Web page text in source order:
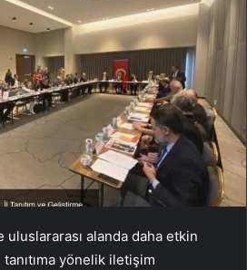
uluslararası alanda daha etkin
tanıtıma yönelik iletişim